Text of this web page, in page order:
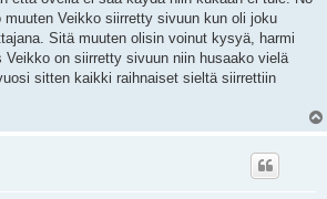
Veikko siirretty sivuun kun oli joku
Sitä muuten olisin voinut kysyä, harmi
on siirretty sivuun niin husaako vielä
sitten kaikki raihnaiset sieltä siirrettiin